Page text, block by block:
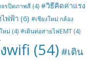
รปิดภาพสี (4) #วิธีคิดค่าแรง
ฟฟ้า (6) #เชียงใหม่ กล้อง
หม่ (4) #เดินท่อสายไฟEMT (4)
wifi (54) #เดิน